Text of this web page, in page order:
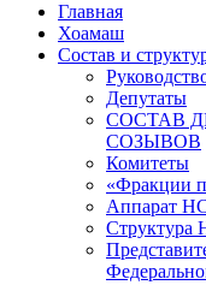
Главная
Хоамаш
Состав и
Депутаты
СОСТАВ
СОЗЫВОВ
Комитеты
«Фракции
Аппарат
Структура